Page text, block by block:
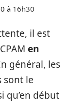
à 16h30
il est
en
général, les
sont le
qu’en début